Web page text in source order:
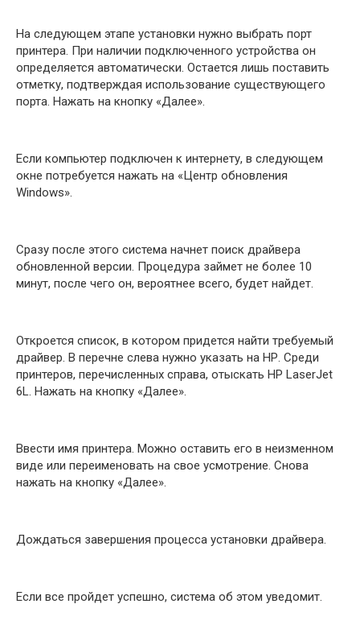
На следующем этапе установки нужно выбрать порт
принтера. При наличии подключенного устройства он
определяется автоматически. Остается лишь поставить
отметку, подтверждая использование существующего
порта. Нажать на кнопку «Далее».
Если компьютер подключен к интернету, в следующем
окне потребуется нажать на «Центр обновления
Windows».
Сразу после этого система начнет поиск драйвера
обновленной версии. Процедура займет не более 10
минут, после чего он, вероятнее всего, будет найдет.
Откроется список, в котором придется найти требуемый
драйвер. В перечне слева нужно указать на НР. Среди
принтеров, перечисленных справа, отыскать HP LaserJet
6L. Нажать на кнопку «Далее».
Ввести имя принтера. Можно оставить его в неизменном
виде или переименовать на свое усмотрение. Снова
нажать на кнопку «Далее».
Дождаться завершения процесса установки драйвера.
Если все пройдет успешно, система об этом уведомит.